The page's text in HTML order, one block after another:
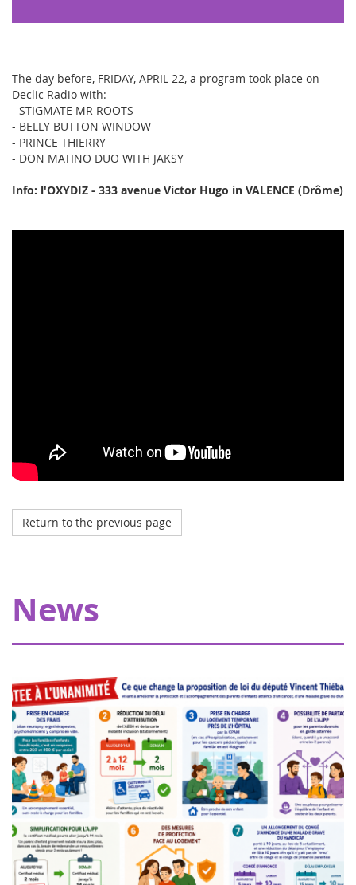
The day before, FRIDAY, APRIL 22, a program took place on
Declic Radio with:
- STIGMATE MR ROOTS
- BELLY BUTTON WINDOW
- PRINCE THIERRY
- DON MATINO DUO WITH JAKSY
Info: l'OXYDIZ - 333 avenue Victor Hugo in VALENCE (Drôme)
Return to the previous page
News
of €20,000 allowing Pharmavie to set up a space
dedicated to young patients suffering from cancer, within
Women of heart in Nogent sur Oise